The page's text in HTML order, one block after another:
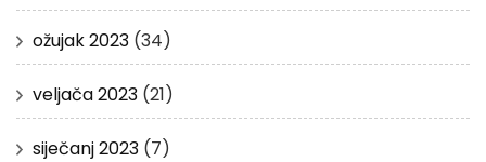
ožujak 2023 (34)
veljača 2023 (21)
siječanj 2023 (7)